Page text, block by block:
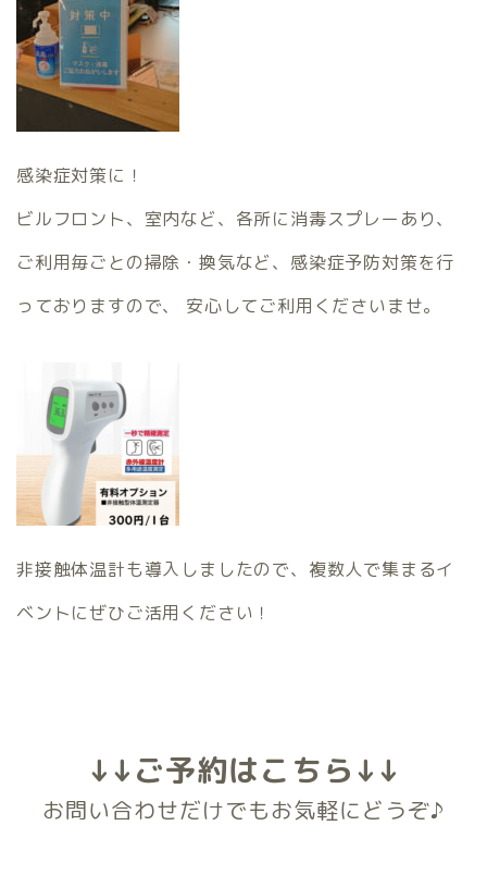
感染症対策に！
ビルフロント、室内など、各所に消毒スプレーあり、
ご利用毎ごとの掃除・換気など、感染症予防対策を行
っておりますので、 安心してご利用くださいませ。
非接触体温計も導入しましたので、複数人で集まるイ
ベントにぜひご活用ください！
↓↓ご予約はこちら↓↓
お問い合わせだけでもお気軽にどうぞ♪